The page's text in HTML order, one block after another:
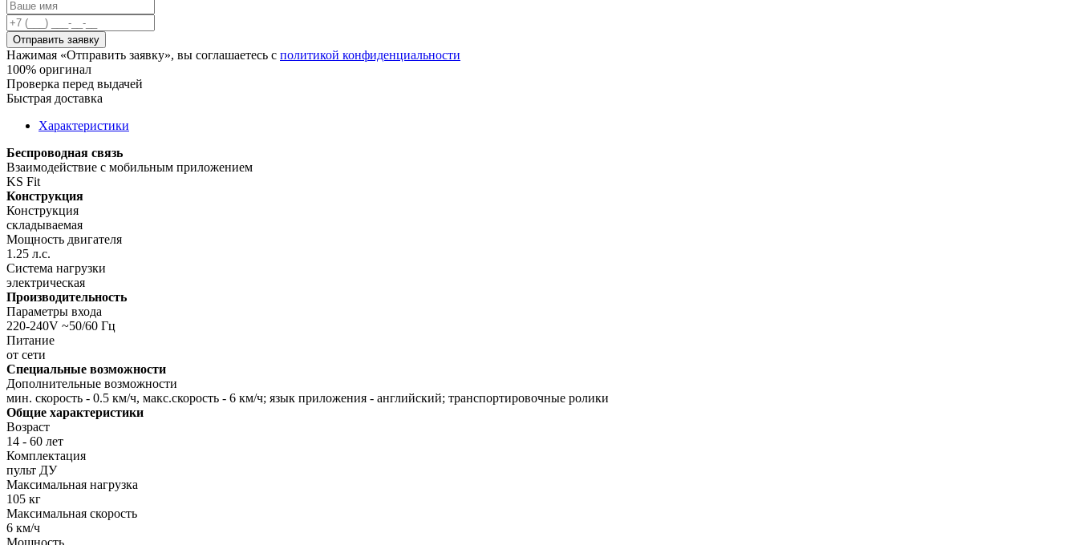
Отправить заявку
Нажимая «Отправить заявку», вы соглашаетесь с политикой конфиденциальности
100% оригинал
Проверка перед выдачей
Быстрая доставка
Характеристики
Беспроводная связь
Взаимодействие с мобильным приложением
KS Fit
Конструкция
Конструкция
складываемая
Мощность двигателя
1.25 л.с.
Система нагрузки
электрическая
Производительность
Параметры входа
220-240V ~50/60 Гц
Питание
от сети
Специальные возможности
Дополнительные возможности
мин. скорость - 0.5 км/ч, макс.скорость - 6 км/ч; язык приложения - английский; транспортировочные ролики
Общие характеристики
Возраст
14 - 60 лет
Комплектация
пульт ДУ
Максимальная нагрузка
105 кг
Максимальная скорость
6 км/ч